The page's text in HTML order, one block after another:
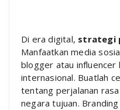
Di era digital, strategi
Manfaatkan media
blogger atau influencer
internasional. Buatlah
tentang perjalanan
negara tujuan.